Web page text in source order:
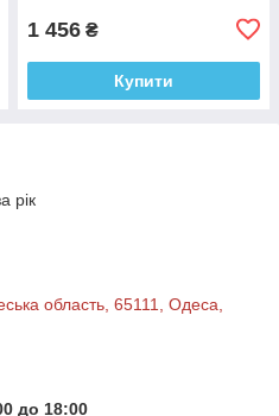
1 456 ₴
Купити
рік
область, 65111, Одеса,
до 18:00